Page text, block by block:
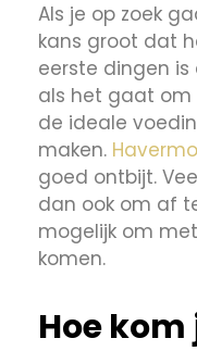
Als je op zoek
kans groot dat
eerste dingen is
als het gaat om
de ideale
maken.
goed ontbijt.
dan ook om af
mogelijk om
komen.
Hoe kom